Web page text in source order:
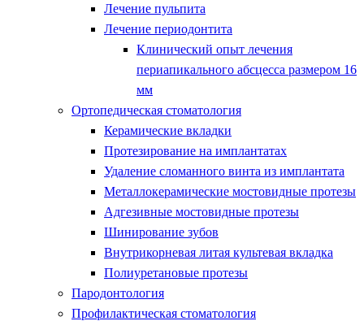
Лечение пульпита
Лечение периодонтита
Клинический опыт лечения
периапикального абсцесса размером 16
мм
Ортопедическая стоматология
Керамические вкладки
Протезирование на имплантатах
Удаление сломанного винта из имплантата
Металлокерамические мостовидные протезы
Адгезивные мостовидные протезы
Шинирование зубов
Внутрикорневая литая культевая вкладка
Полиуретановые протезы
Пародонтология
Профилактическая стоматология